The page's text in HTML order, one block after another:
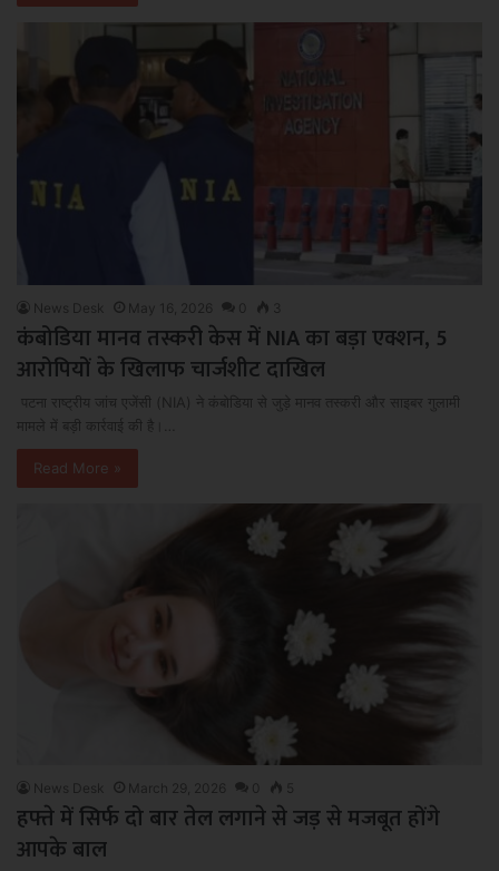
News Desk May 16, 2026 0 3
कंबोडिया मानव तस्करी केस में NIA का बड़ा एक्शन, 5
आरोपियों के खिलाफ चार्जशीट दाखिल
पटना राष्ट्रीय जांच एजेंसी (NIA) ने कंबोडिया से जुड़े मानव तस्करी और साइबर गुलामी
मामले में बड़ी कार्रवाई की है।…
Read More »
News Desk March 29, 2026 0
हफ्ते में सिर्फ दो बार तेल लगाने से जड़ से मजबूत होंगे
आपके बाल